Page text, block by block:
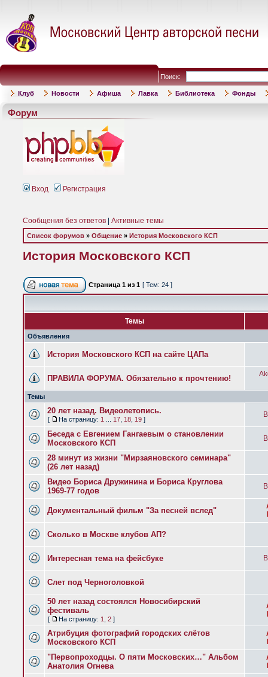
Поиск:
Клуб Новости Афиша Лавка Библиотека Фонды
Форум
Вход Регистрация
Сообщения без ответов Активные темы
Список форумов » Общение » История Московского КСП
История Московского КСП
Страница 1 из 1 [ Тем: 24 ]
Темы
Объявления
История Московского КСП на сайте ЦАПа
ПРАВИЛА ФОРУМА. Обязательно к прочтению!
Темы
20 лет назад. Видеолетопись.
[ На страницу: 1 17 18 19 ]
Беседа с Евгением Гангаевым о становлении
Московского КСП
28 минут из жизни "Мирзаяновского семинара"
(26 лет назад)
Видео Бориса Дружинина и Бориса Круглова
1969-77 годов
Документальный фильм "За песней вслед"
Сколько в Москве клубов АП?
Интересная тема на фейсбуке
Слет под Черноголовкой
50 лет назад состоялся Новосибирский
фестиваль
[ На страницу: 1 2 ]
Атрибуция фотографий городских слётов
Московского КСП
"Первопроходцы. О пяти Московских…" Альбом
Анатолия Огнева